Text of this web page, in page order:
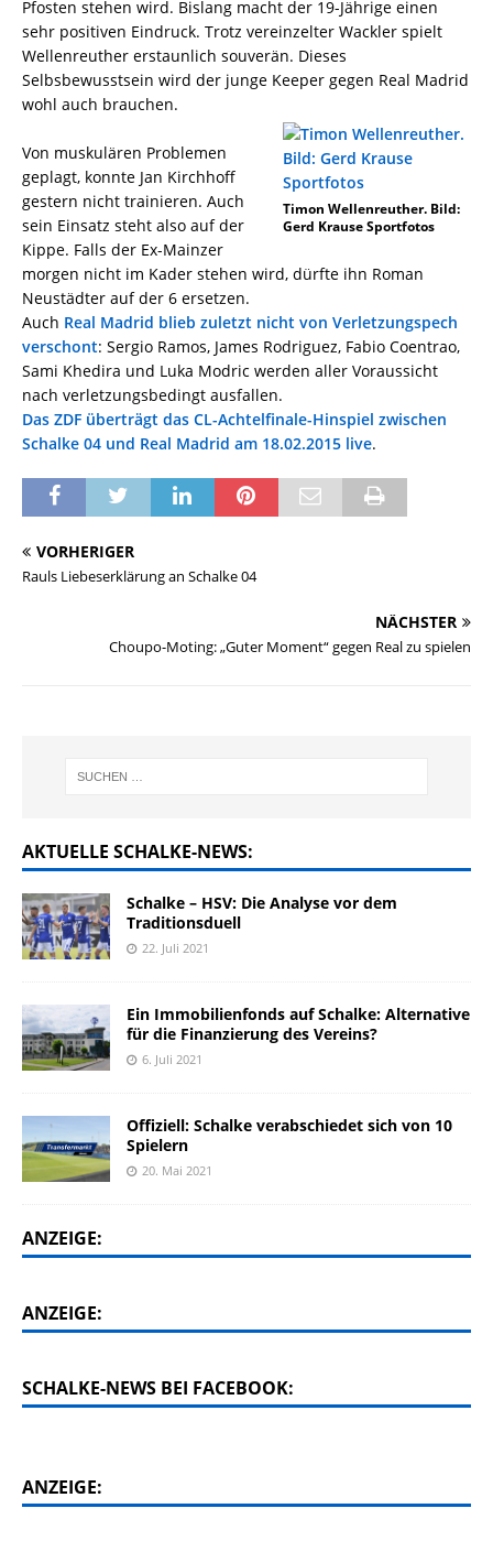
Pfosten stehen wird. Bislang macht der 19-Jährige einen
sehr positiven Eindruck. Trotz vereinzelter Wackler spielt
Wellenreuther erstaunlich souverän. Dieses
Selbsbewusstsein wird der junge Keeper gegen Real Madrid
wohl auch brauchen.
Timon Wellenreuther. Bild:
Gerd Krause Sportfotos
Von muskulären Problemen
geplagt, konnte Jan Kirchhoff
gestern nicht trainieren. Auch
sein Einsatz steht also auf der
Kippe. Falls der Ex-Mainzer
morgen nicht im Kader stehen wird, dürfte ihn Roman
Neustädter auf der 6 ersetzen.
Auch Real Madrid blieb zuletzt nicht von Verletzungspech
verschont: Sergio Ramos, James Rodriguez, Fabio Coentrao,
Sami Khedira und Luka Modric werden aller Voraussicht
nach verletzungsbedingt ausfallen.
Das ZDF überträgt das CL-Achtelfinale-Hinspiel zwischen
Schalke 04 und Real Madrid am 18.02.2015 live.
VORHERIGER
Rauls Liebeserklärung an Schalke 04
NÄCHSTER
Choupo-Moting: „Guter Moment“ gegen Real zu spielen
AKTUELLE SCHALKE-NEWS:
Schalke – HSV: Die Analyse vor dem
Traditionsduell
22. Juli 2021
Ein Immobilienfonds auf Schalke: Alternative
für die Finanzierung des Vereins?
6. Juli 2021
Offiziell: Schalke verabschiedet sich von 10
Spielern
20. Mai 2021
ANZEIGE:
ANZEIGE:
SCHALKE-NEWS BEI FACEBOOK:
ANZEIGE: